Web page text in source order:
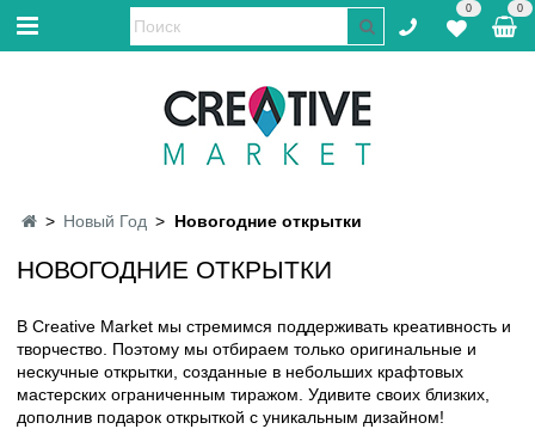
0 0
Новый Год Новогодние открытки
НОВОГОДНИЕ ОТКРЫТКИ
В Creative Market мы стремимся поддерживать креативность и
творчество. Поэтому мы отбираем только оригинальные и
нескучные открытки, созданные в небольших крафтовых
мастерских ограниченным тиражом. Удивите своих близких,
дополнив подарок открыткой с уникальным дизайном!